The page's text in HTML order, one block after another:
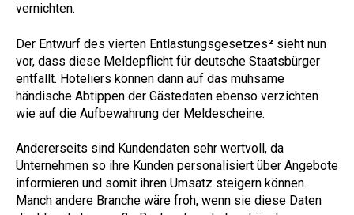
vernichten.
Der Entwurf des vierten Entlastungsgesetzes² sieht nun
vor, dass diese Meldepflicht für deutsche Staatsbürger
entfällt. Hoteliers können dann auf das mühsame
händische Abtippen der Gästedaten ebenso verzichten
wie auf die Aufbewahrung der Meldescheine.
Andererseits sind Kundendaten sehr wertvoll, da
Unternehmen so ihre Kunden personalisiert über Angebote
informieren und somit ihren Umsatz steigern können.
Manch andere Branche wäre froh, wenn sie diese Daten